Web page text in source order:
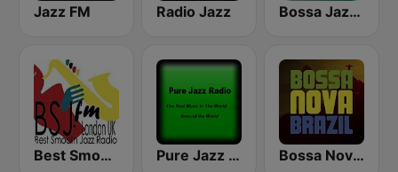
Jazz FM Radio Jazz Bossa Jazz Brasil
Best Smooth Jazz Pure Jazz Radio Bossa Nova Brazil